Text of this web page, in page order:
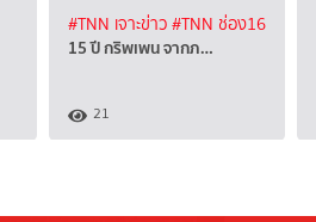
#TNN เจาะข่าว#TNN ช่อง16
15 ปี กริพเพน จากภ…
21